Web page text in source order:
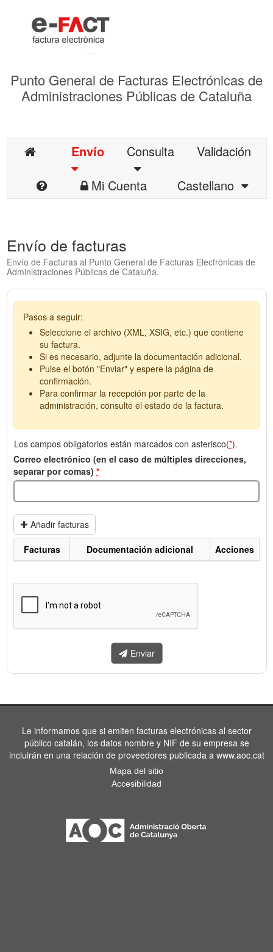
Punto General de Facturas Electrónicas de
Administraciones Públicas de Cataluña
Envío Consulta
Validación
Mi Cuenta
Castellano
Envío de facturas
Envío de Facturas al Punto General de Facturas Electrónicas de
Administraciones Públicas de Cataluña.
Pasos a seguir:
Seleccione el archivo (XML, XSIG, etc.) que contiene
su factura.
Si es necesario, adjunte la documentación adicional.
Pulse el botón "Enviar" y espere la página de
confirmación.
Para confirmar la recepción por parte de la
administración, consulte el estado de la factura.
Los campos obligatorios están marcados con asterisco(*).
Correo electrónico (en el caso de múltiples direcciones,
separar por comas) *
Añadir facturas
enviar.
Facturas Documentación adicional Acciones
Enviar
Le informamos que si emiten facturas electrónicas al sector
público catalán, los datos nombre y NIF de su empresa se
incluirán en una relación de proveedores publicada a www.aoc.cat
Mapa del sitio
Accesibilidad